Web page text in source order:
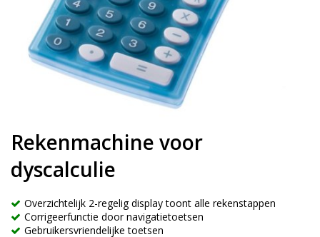
Rekenmachine voor
dyscalculie
Overzichtelijk 2-regelig display toont alle rekenstappen
Corrigeerfunctie door navigatietoetsen
Gebruikersvriendelijke toetsen